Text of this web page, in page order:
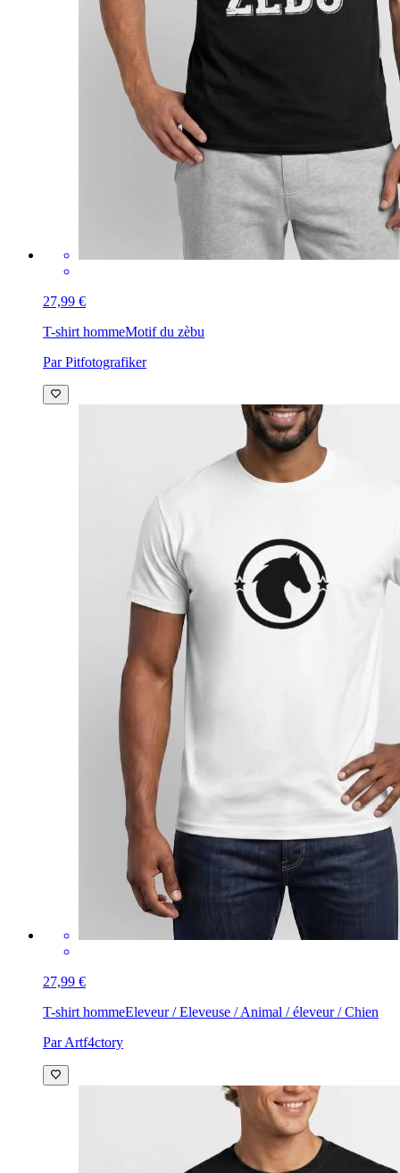
27,99 €
T-shirt hommeMotif du zèbu
Par Pitfotografiker
27,99 €
T-shirt hommeEleveur / Eleveuse / Animal / éleveur / Chien
Par Artf4ctory